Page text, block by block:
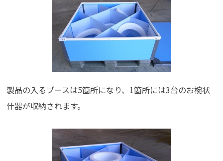
製品の入るブースは5箇所になり、1箇所には3台のお椀状
什器が収納されます。